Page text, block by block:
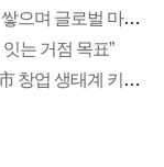
“좋은 아이템은 다듬어 가는 것…해외경험 쌓으며 글로벌 마인드 키우길”
는 거점 목표”
지역 스타트업·수도권 투자사 부산 집결…市 창업 생태계 키운다